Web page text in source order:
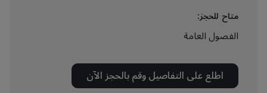
متاح للحجز:
الفصول العامة
اطلع على التفاصيل وقم بالحجز الآن